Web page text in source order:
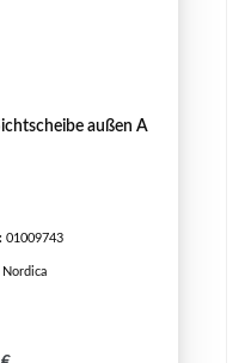
außen A
01009743
Nordica